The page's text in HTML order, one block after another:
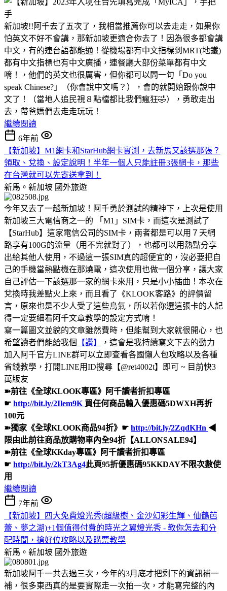
新加坡!!阿千去了五次了，我相當推薦你可以去走走，如果你
怕英文不好不會講，那新加坡更適合你去了！因為很多都會講
中文，有的連台語都能通！從機場都有中文指標到MRT(地鐵)
都有中文指標也有中文廣播，連餐廳大部份菜單都有中文
唷！，他們的英文也很厲害，但你都可以問一句「Do you
speak Chinese?」（你會說中文嗎？），會的就開始跟你說中
文了！（當地人追民視８點檔都比我們瘋狂🤣），勇敢走出
去，帶爸媽們去走走玩玩！
繼續閱讀
6年前
【新加坡】M1網卡和StarHub網卡實測，去新馬又該選那張？
領取、兌換、設定說明！半年一個人只能註冊3張網卡，那些
在台灣就可以先寄送拿到！
新馬。新加坡 國外旅遊
今年又去了一趟新加坡！阿千勇於測試的精神下，上次是使用
新加坡三大電信商之一的 「M1」SIM卡，而這次是測試了
【StarHub】這家電信公司的SIM卡，兩者都是可以用７天網
路享有100G的流量（用不完就對了），也都可以用熱點分享
出給其他人使用，不過這一張SIM真的超便宜的，沒必要把自
己的手機當熱點機在那燒電，這次使用也做一個分享，讓大家
自己評估一下該選那一家的網卡來用，只是小小插曲！本次在
兌換時我差點火上來，而且看了《KLOOK客路》的評價留
言，原來也是不少人受了這些鳥氣，所以若你選這張卡的人記
得一定要細看阿千文章教學的設定方式唷！
寫一篇圖文並貌的文章雖然費時，但能幫到大家就很開心，也
希望讀者們能給我個
【讚】
，這會是我持續寫文下去的動力
加入阿千官方LINE群可以立即查看各國懶人包攻略以及各種
省錢教學，打開LINE用ID搜尋【@ret4002t】即可 ~ 目前快3
萬版友
➽前往《全球KLOOK專區》阿千讀者折扣專區
☛ http://bit.ly/2Ilem9K 買任何商品輸入優惠碼5DWXH再折
100元
➽獨家《全球KLOOK商品94折》☛ http://bit.ly/2ZqdKHn ◀
限由此前往商品放購物車內全94折【ALLONSALE94】
➽前往《全球KKday專區》阿千讀者折扣專區
☛ http://bit.ly/2kT3Ag4此頁95折優惠碼95KKDAY不限次數使
用
繼續閱讀
7年前
【新加坡】四大免費燈光秀(超級樹、金沙幻彩生輝、仙鶴芭
蕾、夢之湖)+1個值得付費的時光之翼燈光秀 - 教你怎去和分
配時間，搶好位攻略以及購票教學
新馬。新加坡 國外旅遊
新加坡阿千一共去過三次，今年的3月底才把剩下的資訊補一
補，很多東西真的是要實際走一次拍一次，才能寫完整的內